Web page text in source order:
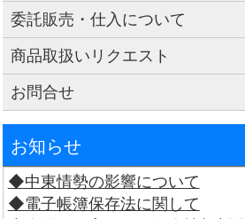
委託販売・仕入について
商品取扱いリクエスト
お問合せ
お知らせ
◆中東情勢の影響について
◆電子帳簿保存法に関して